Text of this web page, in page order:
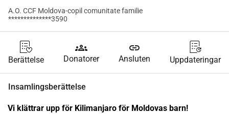
A.O. CCF Moldova-copil comunitate familie
**************3590
Berättelse
groups
Donatorer
link
Ansluten Uppdateringar
Insamlingsberättelse
Vi klättrar upp för Kilimanjaro för Moldovas barn!